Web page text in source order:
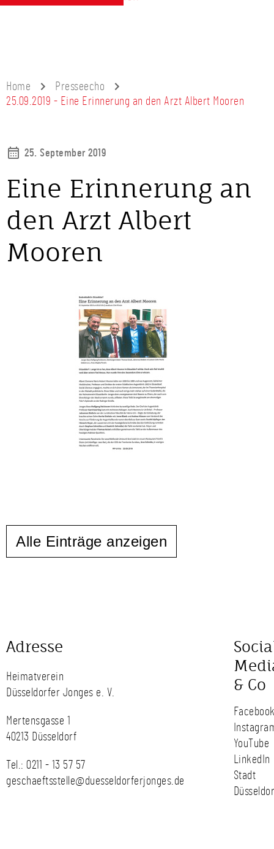
Home
Presseecho
25.09.2019 - Eine Erinnerung an den Arzt Albert Mooren
25. September 2019
Eine Erinnerung an
den Arzt Albert
Mooren
Alle Einträge anzeigen
Adresse
Heimatverein
Düsseldorfer Jonges e. V.
Mertensgasse 1
40213 Düsseldorf
Tel.: 0211 - 13 57 57
geschaeftsstelle@duesseldorferjonges.de
& Co
YouTube
LinkedIn
Stadt